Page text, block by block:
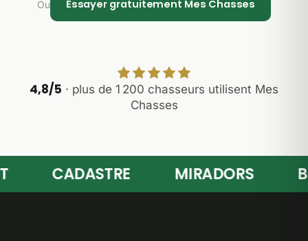
Ou Essayer gratuitement Mes Chasses
4,8/5 · plus de 1 200 chasseurs utilisent Mes
Chasses
CADASTRE MIRADORS